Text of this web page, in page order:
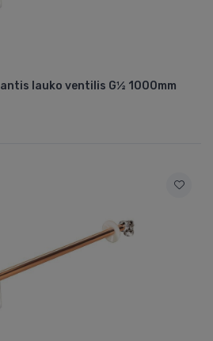
lauko ventilis G½ 1000mm